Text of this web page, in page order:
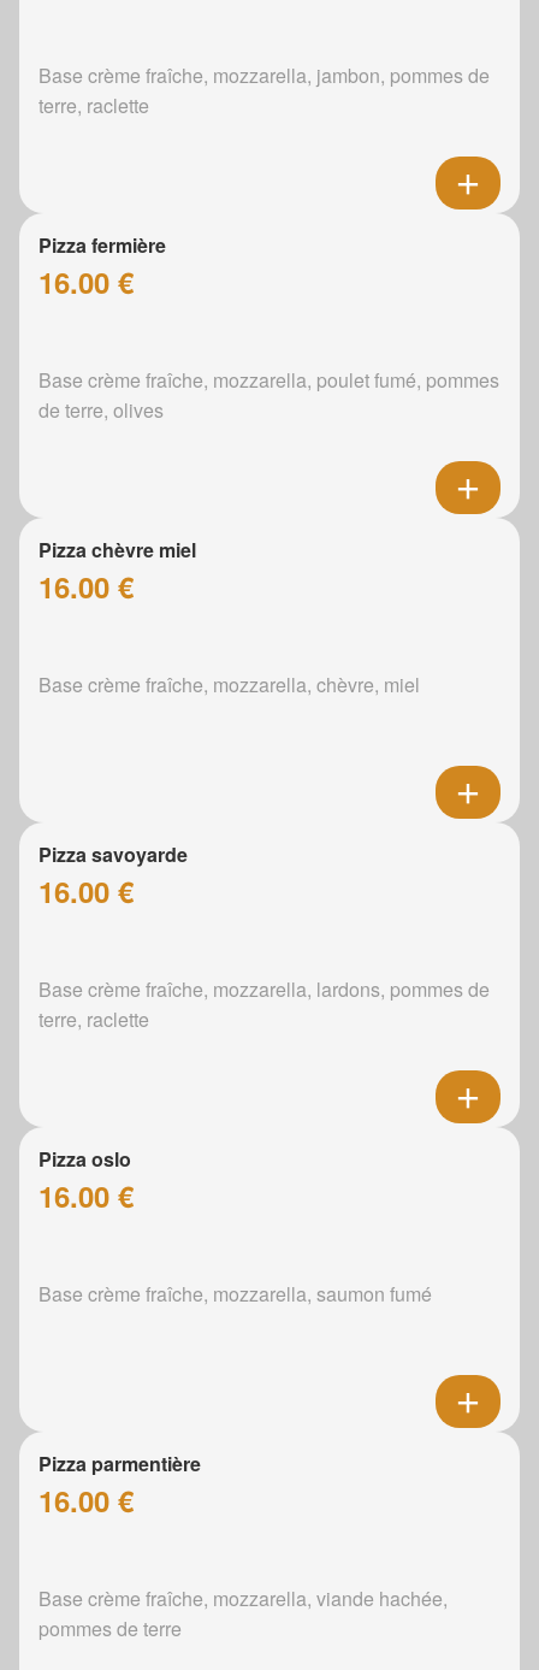
Base crème fraîche, mozzarella, jambon, pommes de
terre, raclette
Pizza fermière
16.00 €
Base crème fraîche, mozzarella, poulet fumé, pommes
de terre, olives
Pizza chèvre miel
16.00 €
Base crème fraîche, mozzarella, chèvre, miel
Pizza savoyarde
16.00 €
Base crème fraîche, mozzarella, lardons, pommes de
terre, raclette
Pizza oslo
16.00 €
Base crème fraîche, mozzarella, saumon fumé
Pizza parmentière
16.00 €
Base crème fraîche, mozzarella, viande hachée,
pommes de terre